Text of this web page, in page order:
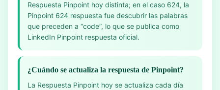
Respuesta Pinpoint hoy distinta; en el caso 624, la
Pinpoint 624 respuesta fue descubrir las palabras
que preceden a “code”, lo que se publica como
LinkedIn Pinpoint respuesta oficial.
¿Cuándo se actualiza la respuesta de Pinpoint?
La Respuesta Pinpoint hoy se actualiza cada día